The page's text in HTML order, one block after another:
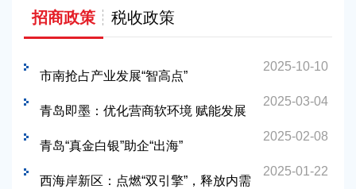
招商政策 税收政策
2025-10-10
市南抢占产业发展“智高点”
2025-03-04
青岛即墨：优化营商软环境 赋能发展
硬实力
2025-02-08
青岛“真金白银”助企“出海”
2025-01-22
西海岸新区：点燃“双引擎”，释放内需